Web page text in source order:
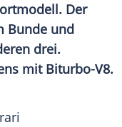
. Der
Bunde und
drei.
mit Biturbo-V8.